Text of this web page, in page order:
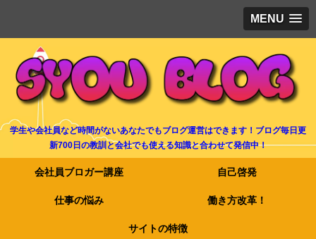
MENU
学生や会社員など時間がないあなたでもブログ運営はできます！ブログ毎日更
新700日の教訓と会社でも使える知識と合わせて発信中！
会社員ブロガー講座 自己啓発
仕事の悩み 働き方改革！
サイトの特徴